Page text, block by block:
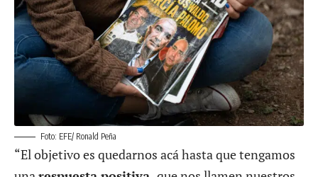
Foto: EFE/ Ronald Peña
“El objetivo es quedarnos acá hasta que tengamos